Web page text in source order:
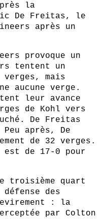
la
De Freitas, le
après un
provoque un
tentent un
mais
aucune verge.
leur avance
de Kohl vers
De Freitas
après, De
de 32 verges.
de 17-0 pour
troisième quart
des
: la
par Colton